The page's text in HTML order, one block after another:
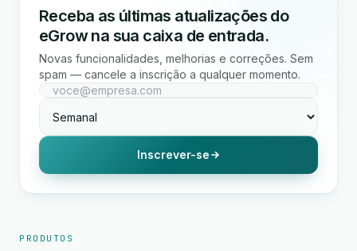
Receba as últimas atualizações do
eGrow na sua caixa de entrada.
Novas funcionalidades, melhorias e correções. Sem
spam — cancele a inscrição a qualquer momento.
Inscrever-se
PRODUTOS